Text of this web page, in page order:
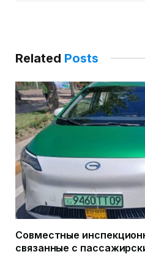
Related Posts
Совместные
связанные с